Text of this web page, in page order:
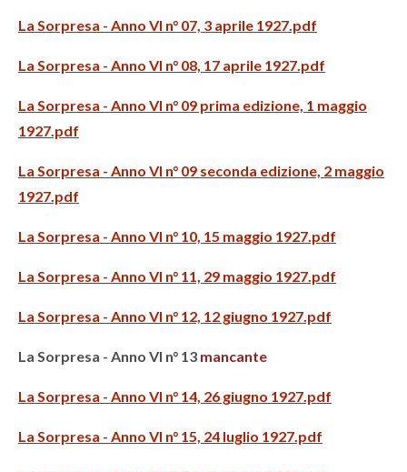
La Sorpresa - Anno VI n° 07, 3 aprile 1927.pdf
La Sorpresa - Anno VI n° 08, 17 aprile 1927.pdf
La Sorpresa - Anno VI n° 09 prima edizione, 1 maggio
1927.pdf
La Sorpresa - Anno VI n° 09 seconda edizione, 2 maggio
1927.pdf
La Sorpresa - Anno VI n° 10, 15 maggio 1927.pdf
La Sorpresa - Anno VI n° 11, 29 maggio 1927.pdf
La Sorpresa - Anno VI n° 12, 12 giugno 1927.pdf
La Sorpresa - Anno VI n° 13 mancante
La Sorpresa - Anno VI n° 14, 26 giugno 1927.pdf
La Sorpresa - Anno VI n° 15, 24 luglio 1927.pdf